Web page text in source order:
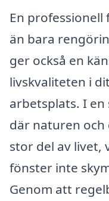
En
än bara
ger också en
livskvaliteten i
arbetsplats. I
där naturen
stor del av livet,
fönster inte
Genom att